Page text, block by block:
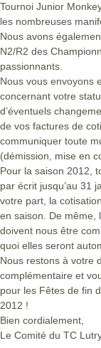
Tournoi Junior
les nombreuses
Nous avons
N2/R2 des
passionnants.
Nous vous envoyons
concernant votre
d’éventuels
de vos factures de
communiquer toute
(démission, mise en
Pour la saison 2012,
par écrit jusqu’au 31
votre part, la
en saison. De même,
doivent nous être
quoi elles seront
Nous restons à votre
complémentaire et
pour les Fêtes de fin
2012 !
Bien cordialement,
Le Comité du TC